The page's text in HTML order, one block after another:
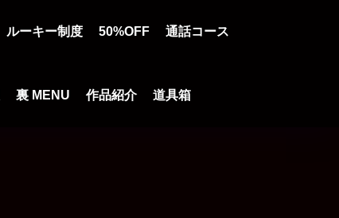
ルーキー制度 50%OFF 通話コース
裏 MENU 作品紹介 道具箱